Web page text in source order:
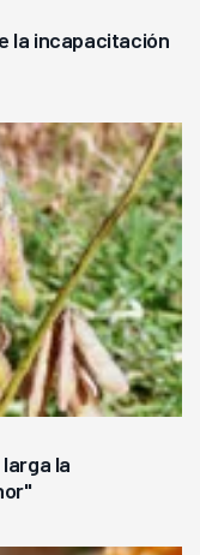
la incapacitación
la